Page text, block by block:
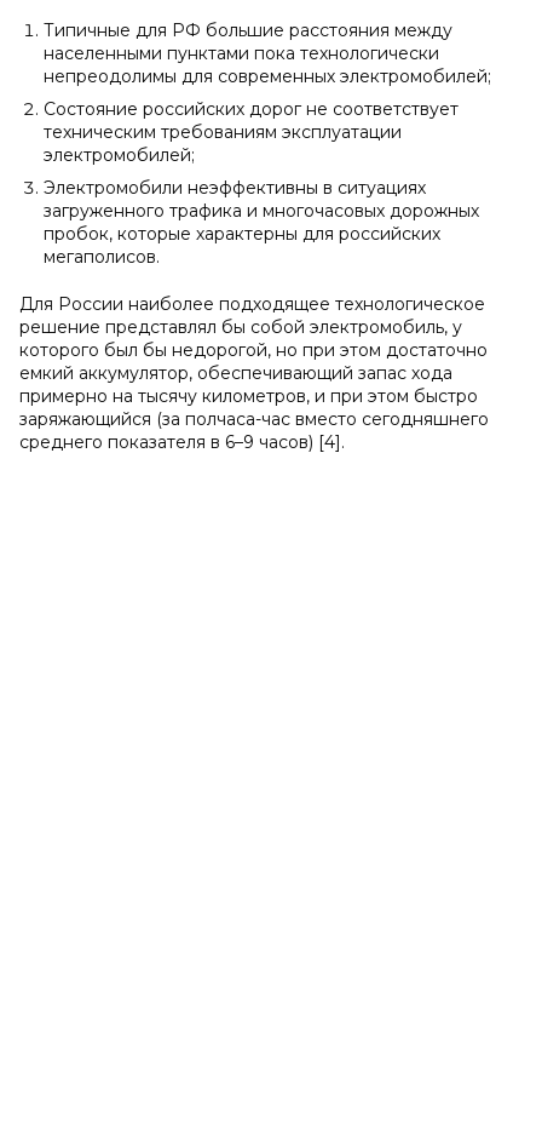
Типичные для РФ большие расстояния между
населенными пунктами пока технологически
непреодолимы для современных электромобилей;
Состояние российских дорог не соответствует
техническим требованиям эксплуатации
электромобилей;
Электромобили неэффективны в ситуациях
загруженного трафика и многочасовых дорожных
пробок, которые характерны для российских
мегаполисов.
Для России наиболее подходящее технологическое
решение представлял бы собой электромобиль, у
которого был бы недорогой, но при этом достаточно
емкий аккумулятор, обеспечивающий запас хода
примерно на тысячу километров, и при этом быстро
заряжающийся (за полчаса-час вместо сегодняшнего
среднего показателя в 6–9 часов) [4].